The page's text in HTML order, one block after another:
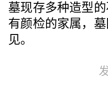
墓现存多种造型
有颜检的家属，
见。